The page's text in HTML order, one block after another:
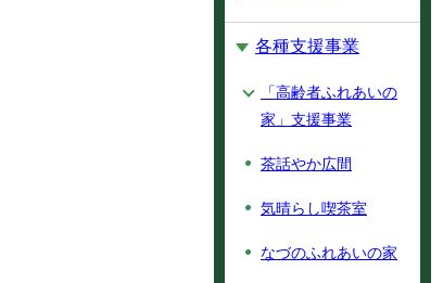
各種支援事業
「高齢者ふれあいの
家」支援事業
茶話やか広間
気晴らし喫茶室
なづのふれあいの家